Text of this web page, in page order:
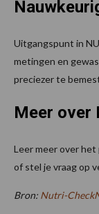
Uitgangspunt in
metingen en
preciezer te
Meer over
Leer meer over het
of stel je vraag op
Bron: Nutri-